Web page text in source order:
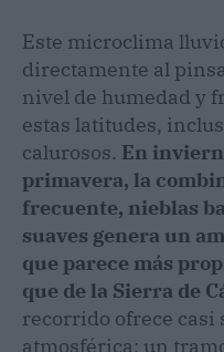
Este microclima
directamente al
nivel de humedad y
estas latitudes,
calurosos. En
primavera, la
frecuente, nieblas
suaves genera un
que parece más
que de la Sierra de
recorrido ofrece casi
atmosférica: un